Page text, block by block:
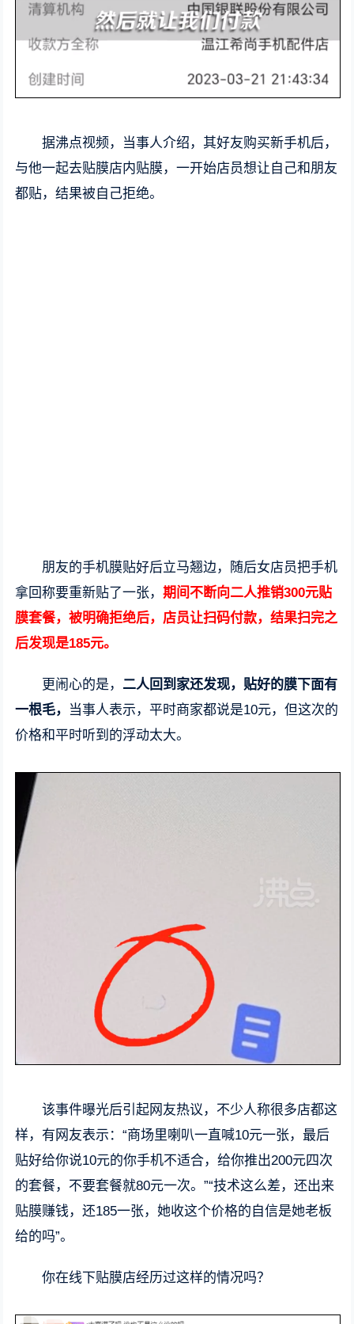
据沸点视频，当事人介绍，其好友购买新手机后，
与他一起去贴膜店内贴膜，一开始店员想让自己和朋友
都贴，结果被自己拒绝。
朋友的手机膜贴好后立马翘边，随后女店员把手机
拿回称要重新贴了一张，期间不断向二人推销300元贴
膜套餐，被明确拒绝后，店员让扫码付款，结果扫完之
后发现是185元。
更闹心的是， 二人回到家还发现，贴好的膜下面有
一根毛， 当事人表示，平时商家都说是10元，但这次的
价格和平时听到的浮动太大。
该事件曝光后引起网友热议，不少人称很多店都这
样，有网友表示：“商场里喇叭一直喊10元一张，最后
贴好给你说10元的你手机不适合，给你推出200元四次
的套餐，不要套餐就80元一次。”“技术这么差，还出来
贴膜赚钱，还185一张，她收这个价格的自信是她老板
给的吗”。
你在线下贴膜店经历过这样的情况吗？